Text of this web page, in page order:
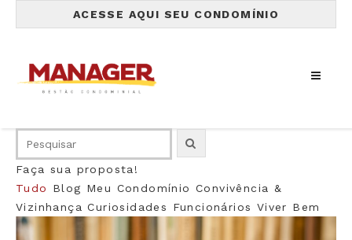
ACESSE AQUI SEU CONDOMÍNIO
Faça sua proposta!
Tudo
Blog Meu Condomínio Convivência &
Vizinhança Curiosidades Funcionários Viver Bem